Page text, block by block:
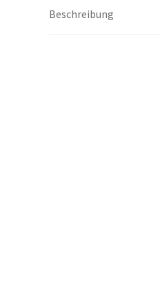
Beschreibung